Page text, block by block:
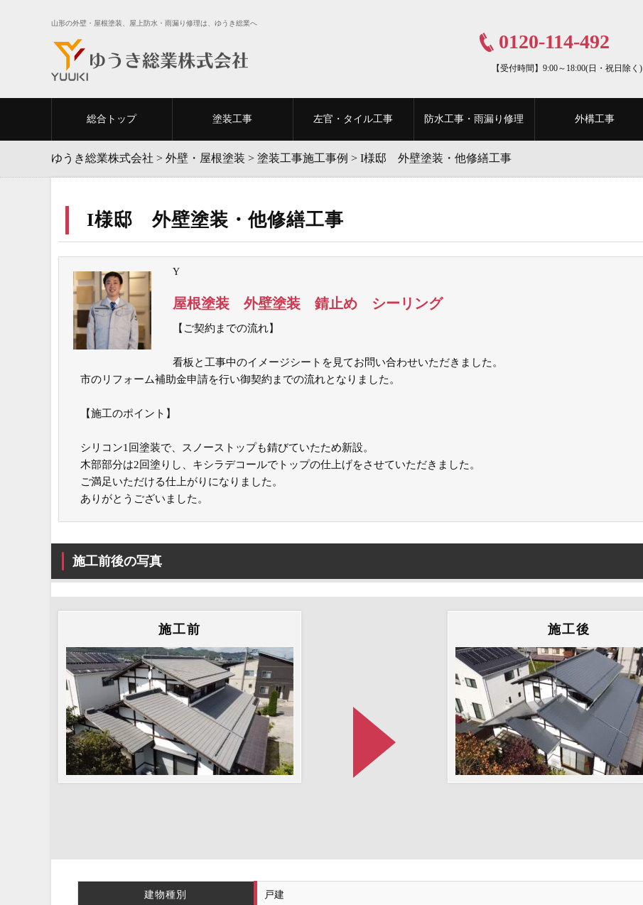
山形の外壁・屋根塗装、屋上防水・雨漏り修理は、ゆうき総業へ
0120-114-492
【受付時間】9:00～18:00(日・祝日除く)
総合トップ 塗装工事 左官・タイル工事 防水工事・雨漏り修理 外構工事
ゆうき総業株式会社 > 外壁・屋根塗装 > 塗装工事施工事例 > I様邸 外壁塗装・他修繕工事
I様邸 外壁塗装・他修繕工事
Y
屋根塗装 外壁塗装 錆止め シーリング
【ご契約までの流れ】
看板と工事中のイメージシートを見てお問い合わせいただきました。
市のリフォーム補助金申請を行い御契約までの流れとなりました。
【施工のポイント】
シリコン1回塗装で、スノーストップも錆びていたため新設。
木部部分は2回塗りし、キシラデコールでトップの仕上げをさせていただきました。
ご満足いただける仕上がりになりました。
ありがとうございました。
施工前後の写真
施工前 施工後
建物種別 戸建